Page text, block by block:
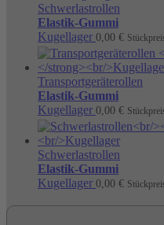
Schwerlastrollen
Elastik-Gummi
Kugellager 0,00 €
Transportgeräterollen
Elastik-Gummi
Kugellager 0,00 €
Schwerlastrollen
Elastik-Gummi
Kugellager 0,00 €